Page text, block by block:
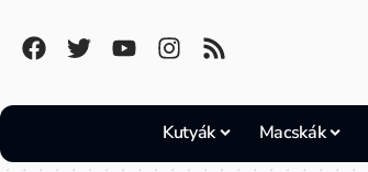
Kutyák Macskák